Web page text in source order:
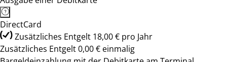
DirectCard
Zusätzliches Entgelt 18,00 € pro Jahr
Zusätzliches Entgelt 0,00 € einmalig